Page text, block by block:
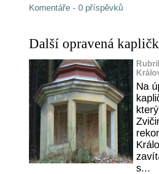
Komentáře - 0 příspěvků
Další opravená
Na
s...